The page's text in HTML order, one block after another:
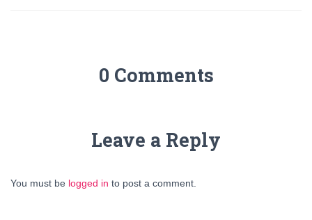
0 Comments
Leave a Reply
You must be logged in to post a comment.